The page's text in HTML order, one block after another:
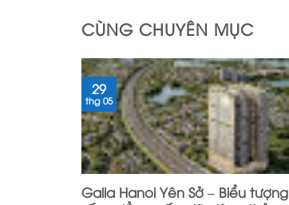
CÙNG CHUYÊN MỤC
Galia Hanoi Yên Sở – Biểu tượng
29
thg 05